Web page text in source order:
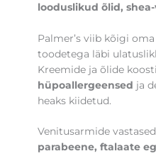
looduslikud õlid,
Palmer’s viib kõigi
toodetega läbi
Kreemide ja õlide
hüpoallergeensed ja
heaks kiidetud.
Venitusarmide
parabeene, ftalaate